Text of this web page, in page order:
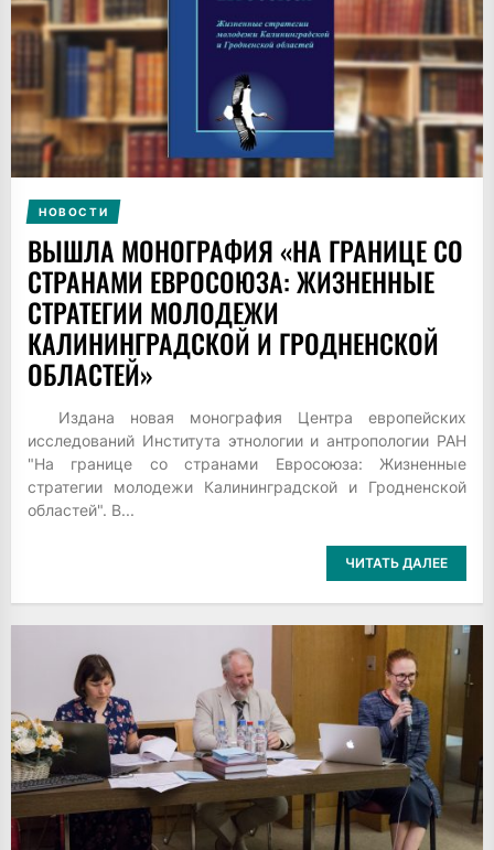
НОВОСТИ
ВЫШЛА МОНОГРАФИЯ «НА ГРАНИЦЕ СО
СТРАНАМИ ЕВРОСОЮЗА: ЖИЗНЕННЫЕ
СТРАТЕГИИ МОЛОДЕЖИ
КАЛИНИНГРАДСКОЙ И ГРОДНЕНСКОЙ
ОБЛАСТЕЙ»
Издана новая монография Центра европейских
исследований Института этнологии и антропологии РАН
"На границе со странами Евросоюза: Жизненные
стратегии молодежи Калининградской и Гродненской
областей". В...
ЧИТАТЬ ДАЛЕЕ